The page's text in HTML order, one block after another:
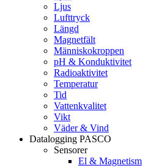
Ljus
Lufttryck
Längd
Magnetfält
Människokroppen
pH & Konduktivitet
Radioaktivitet
Temperatur
Tid
Vattenkvalitet
Vikt
Väder & Vind
Datalogging PASCO
Sensorer
El & Magnetism